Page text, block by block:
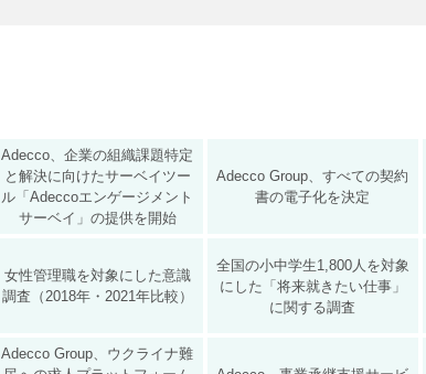
Adecco、企業の組織課題特定
と解決に向けたサーベイツー
ル「Adeccoエンゲージメント
サーベイ」の提供を開始
Adecco Group、すべての契約
書の電子化を決定
女性管理職を対象にした意識
調査（2018年・2021年比較）
全国の小中学生1,800人を対象
にした「将来就きたい仕事」
に関する調査
Adecco Group、ウクライナ難